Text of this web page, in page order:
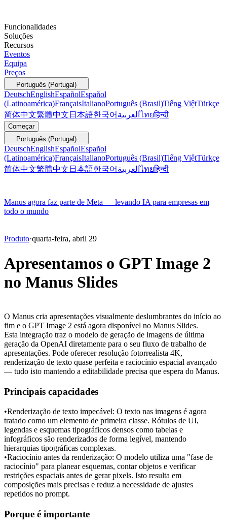
Funcionalidades
Soluções
Recursos
Eventos
Equipa
Preços
Português (Portugal)
DeutschEnglishEspañolEspañol
(Latinoamérica)FrançaisItalianoPortuguês (Brasil)Tiếng ViệtTürkçe
简体中文繁體中文 日本語한국어 العربيةไทยहिन्दी
Começar
Português (Portugal)
DeutschEnglishEspañolEspañol
(Latinoamérica)FrançaisItalianoPortuguês (Brasil)Tiếng ViệtTürkçe
简体中文繁體中文 日本語한국어 العربيةไทยहिन्दी
Manus agora faz parte de Meta — levando IA para empresas em
todo o mundo
Produto·quarta-feira, abril 29
Apresentamos o GPT Image 2
no Manus Slides
O Manus cria apresentações visualmente deslumbrantes do início ao
fim e o GPT Image 2 está agora disponível no Manus Slides.
Esta integração traz o modelo de geração de imagens de última
geração da OpenAI diretamente para o seu fluxo de trabalho de
apresentações. Pode oferecer resolução fotorrealista 4K,
renderização de texto quase perfeita e raciocínio espacial avançado
— tudo isto mantendo a editabilidade precisa que espera do Manus.
Principais capacidades
•Renderização de texto impecável: O texto nas imagens é agora
tratado como um elemento de primeira classe. Rótulos de UI,
legendas e esquemas tipográficos densos como tabelas e
infográficos são renderizados de forma legível, mantendo
hierarquias tipográficas complexas.
•Raciocínio antes da renderização: O modelo utiliza uma "fase de
raciocínio" para planear esquemas, contar objetos e verificar
restrições espaciais antes de gerar pixels. Isto resulta em
composições mais precisas e reduz a necessidade de ajustes
repetidos no prompt.
Porque é importante